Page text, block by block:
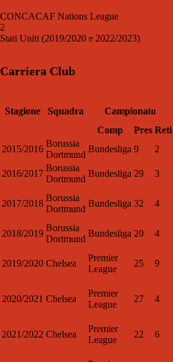
CONCACAF Nations League
2
Stati Uniti (2019/2020 e 2022/2023)
Carriera Club
Stagione Squadra Campionato
Comp
Pres Reti
2015/2016
Borussia
Dortmund
Bundesliga 9 2
2016/2017
Borussia
Dortmund
Bundesliga 29 3
2017/2018
Borussia
Dortmund
Bundesliga 32 4
2018/2019
Borussia
Dortmund
Bundesliga 20 4
2019/2020 Chelsea
Premier
League
25 9
2020/2021 Chelsea
Premier
League
27 4
2021/2022 Chelsea
Premier
League
22 6